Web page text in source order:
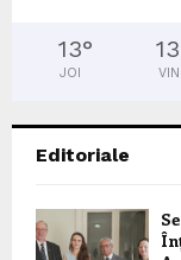
13°
JOI
13
VIN
Editoriale